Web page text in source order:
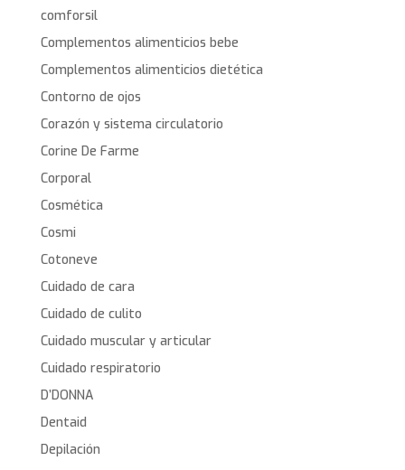
comforsil
Complementos alimenticios bebe
Complementos alimenticios dietética
Contorno de ojos
Corazón y sistema circulatorio
Corine De Farme
Corporal
Cosmética
Cosmi
Cotoneve
Cuidado de cara
Cuidado de culito
Cuidado muscular y articular
Cuidado respiratorio
D’DONNA
Dentaid
Depilación